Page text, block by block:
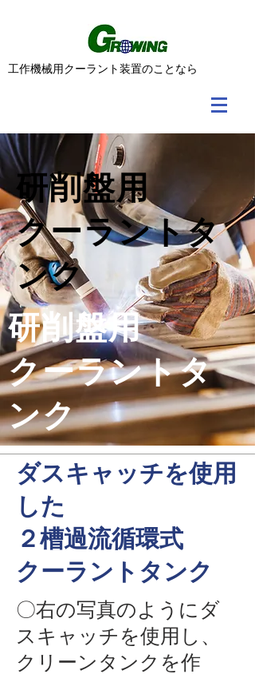
​工作機械用クーラント装置のことなら
研削盤用
クーラントタ
ンク
研削盤用
クーラントタ
ンク
​ダスキャッチを使用
した
２槽過流循環式
クーラントタンク
​​〇右の写真のようにダ
スキャッチを使用し、
クリーンタンクを作